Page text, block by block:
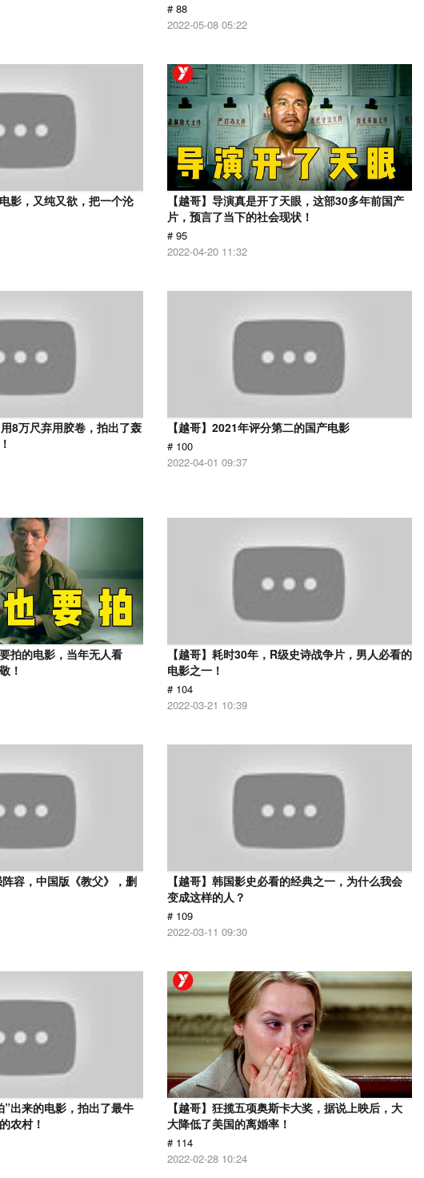
# 88
2022-05-08 05:22
影，又纯又欲，把一个沦
【越哥】导演真是开了天眼，这部30多年前国产
片，预言了当下的社会现状！
# 95
2022-04-20 11:32
8万尺弃用胶卷，拍出了轰
【越哥】2021年评分第二的国产电影
# 100
2022-04-01 09:37
拍的电影，当年无人看
！
【越哥】耗时30年，R级史诗战争片，男人必看的
电影之一！
# 104
2022-03-21 10:39
阵容，中国版《教父》，删
【越哥】韩国影史必看的经典之一，为什么我会
变成这样的人？
# 109
2022-03-11 09:30
”出来的电影，拍出了最牛
农村！
【越哥】狂揽五项奥斯卡大奖，据说上映后，大
大降低了美国的离婚率！
# 114
2022-02-28 10:24